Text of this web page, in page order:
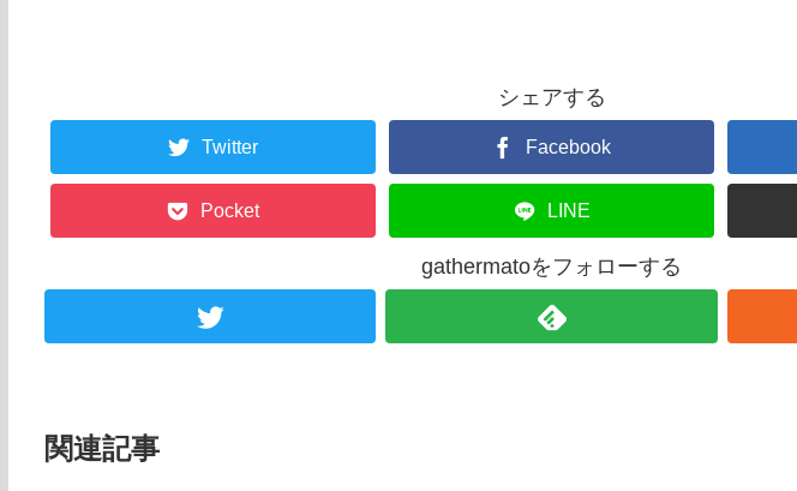
シェアする
Twitter Facebook
Pocket LINE
gathermatoをフォローする
関連記事